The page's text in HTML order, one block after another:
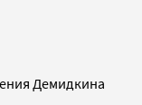
Демидкина